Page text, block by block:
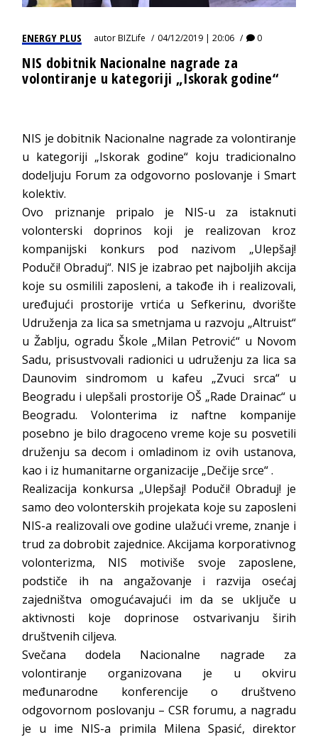
ENERGY PLUS autorBIZLife 04/12/2019 | 20:06 0
NIS dobitnik Nacionalne nagrade za
volontiranje u kategoriji „Iskorak godine“
NIS je dobitnik Nacionalne nagrade za volontiranje
u kategoriji „Iskorak godine“ koju tradicionalno
dodeljuju Forum za odgovorno poslovanje i Smart
kolektiv.
Ovo priznanje pripalo je NIS-u za istaknuti
volonterski doprinos koji je realizovan kroz
kompanijski konkurs pod nazivom „Ulepšaj!
Poduči! Obraduj“. NIS je izabrao pet najboljih akcija
koje su osmilili zaposleni, a takođe ih i realizovali,
uređujući prostorije vrtića u Sefkerinu, dvorište
Udruženja za lica sa smetnjama u razvoju „Altruist“
u Žablju, ogradu Škole „Milan Petrović“ u Novom
Sadu, prisustvovali radionici u udruženju za lica sa
Daunovim sindromom u kafeu „Zvuci srca“ u
Beogradu i ulepšali prostorije OŠ „Rade Drainac“ u
Beogradu. Volonterima iz naftne kompanije
posebno je bilo dragoceno vreme koje su posvetili
druženju sa decom i omladinom iz ovih ustanova,
kao i iz humanitarne organizacije „Dečije srce“ .
Realizacija konkursa „Ulepšaj! Poduči! Obraduj! je
samo deo volonterskih projekata koje su zaposleni
NIS-a realizovali ove godine ulažući vreme, znanje i
trud za dobrobit zajednice. Akcijama korporativnog
volonterizma, NIS motiviše svoje zaposlene,
podstiče ih na angažovanje i razvija osećaj
zajedništva omogućavajući im da se uključe u
aktivnosti koje doprinose ostvarivanju širih
društvenih ciljeva.
Svečana dodela Nacionalne nagrade za
volontiranje organizovana je u okviru
međunarodne konferencije o društveno
odgovornom poslovanju – CSR forumu, a nagradu
je u ime NIS-a primila Milena Spasić, direktor